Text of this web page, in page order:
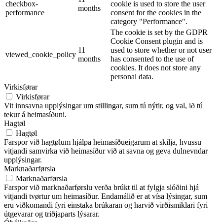
checkbox-
performance
months
cookie is used to store the user
consent for the cookies in the
category "Performance".
viewed_cookie_policy
11
months
The cookie is set by the GDPR
Cookie Consent plugin and is
used to store whether or not user
has consented to the use of
cookies. It does not store any
personal data.
Virkisførar
Virkisførar
Vit innsavna upplýsingar um stillingar, sum tú nýtir, og val, ið tú
tekur á heimasíðuni.
Hagtøl
Hagtøl
Farspor við hagtølum hjálpa heimasíðueigarum at skilja, hvussu
vitjandi samvirka við heimasíður við at savna og geva dulnevndar
upplýsingar.
Marknaðarførsla
Marknaðarførsla
Farspor við marknaðarførslu verða brúkt til at fylgja slóðini hjá
vitjandi tvørtur um heimasíður. Endamálið er at vísa lýsingar, sum
eru viðkomandi fyri einstaka brúkaran og harvið virðismiklari fyri
útgevarar og triðjaparts lýsarar.